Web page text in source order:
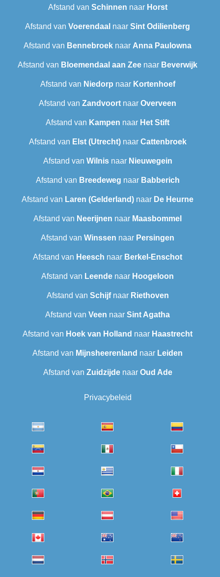
Afstand van Schinnen naar Horst
Afstand van Voerendaal naar Sint Odilienberg
Afstand van Bennebroek naar Anna Paulowna
Afstand van Bloemendaal aan Zee naar Beverwijk
Afstand van Niedorp naar Kortenhoef
Afstand van Zandvoort naar Overveen
Afstand van Kampen naar Het Stift
Afstand van Elst (Utrecht)naar Cattenbroek
Afstand van Wilnisnaar Nieuwegein
Afstand van Breedeweg naar Babberich
Afstand van Laren (Gelderland) naar De Heurne
Afstand van Neerijnen naar Maasbommel
Afstand van Winssen naar Persingen
Afstand van Heesch naar Berkel-Enschot
Afstand van Leende naar Hoogeloon
Afstand van Schijfnaar Riethoven
Afstand van Veen naar Sint Agatha
Afstand van Hoek van Holland naar Haastrecht
Afstand van Mijnsheerenland naar Leiden
Afstand van Zuidzijdenaar Oud Ade
Privacybeleid